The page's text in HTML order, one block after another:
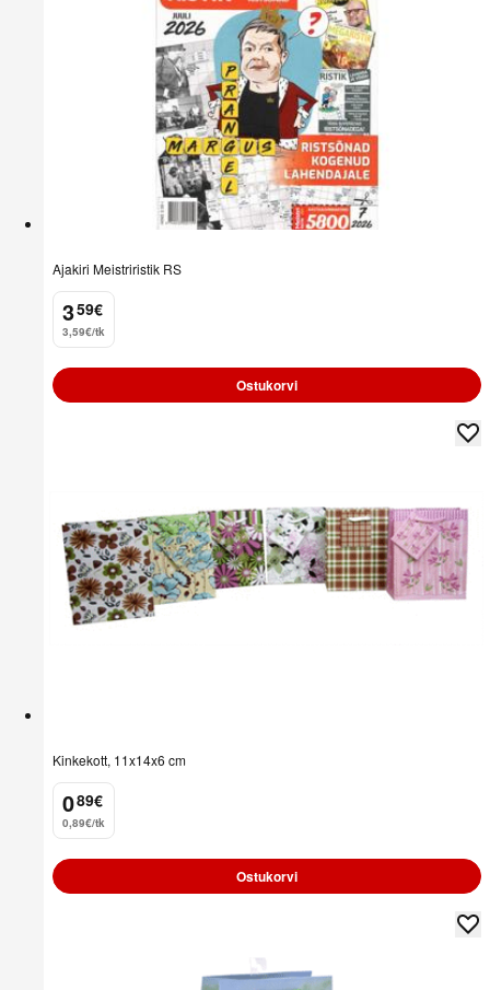
Ajakiri Meistriristik RS
3
. 59€
3,59€/tk
Ostukorvi
Kinkekott, 11x14x6 cm
0
. 89€
0,89€/tk
Ostukorvi